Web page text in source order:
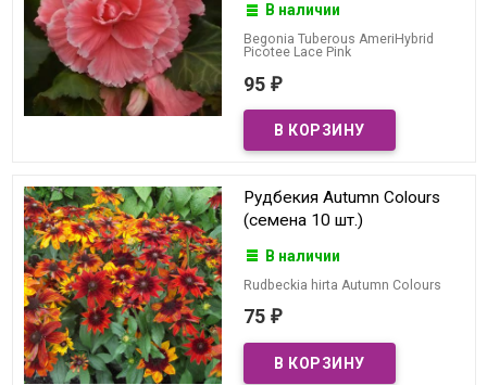
В наличии
Begonia Tuberous AmeriHybrid
Picotee Lace Pink
95 ₽
Рудбекия Autumn Colours
(семена 10 шт.)
В наличии
Rudbeckia hirta Autumn Colours
75 ₽